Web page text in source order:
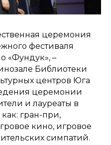
церемония
фестиваля
«Фундук», –
Библиотеки
центров Юга
церемонии
и лауреаты в
как: гран-при,
кино, игровое
симпатий.